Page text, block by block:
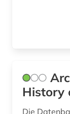
History
Die